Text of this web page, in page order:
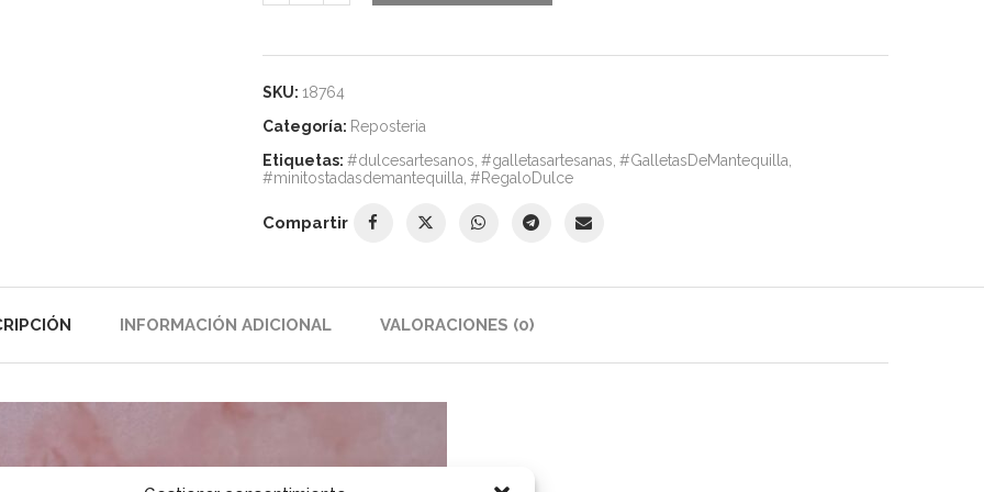
SKU: 18764
Categoría: Reposteria
Etiquetas: #dulcesartesanos #galletasartesanas #GalletasDeMantequilla
#minitostadasdemantequilla #RegaloDulce
Compartir
INFORMACIÓN ADICIONAL VALORACIONES (0)